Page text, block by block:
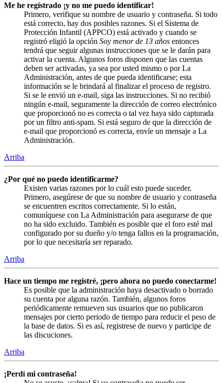
Me he registrado ¡y no me puedo identificar!
Primero, verifique su nombre de usuario y contraseña. Si todo
está correcto, hay dos posibles razones. Si el Sistema de
Protección Infantil (APPCO) está activado y cuando se
registró eligió la opción Soy menor de 13 años entonces
tendrá que seguir algunas instrucciones que se le darán para
activar la cuenta. Algunos foros disponen que las cuentas
deben ser activadas, ya sea por usted mismo o por La
Administración, antes de que pueda identificarse; esta
información se le brindará al finalizar el proceso de registro.
Si se le envió un e-mail, siga las instrucciones. Si no recibió
ningún e-mail, seguramente la dirección de correo electrónico
que proporcionó no es correcta o tal vez haya sido capturada
por un filtro anti-spam. Si está seguro de que la dirección de
e-mail que proporcionó es correcta, envíe un mensaje a La
Administración.
Arriba
¿Por qué no puedo identificarme?
Existen varias razones por lo cuál esto puede suceder.
Primero, asegúrese de que su nombre de usuario y contraseña
se encuentren escritos correctamente. Si lo están,
comuníquese con La Administración para asegurarse de que
no ha sido excluido. También es posible que el foro esté mal
configurado por su dueño y/o tenga fallos en la programación,
por lo que necesitaría ser reparado.
Arriba
Hace un tiempo me registré, ¡pero ahora no puedo conectarme!
Es posible que la administración haya desactivado o borrado
su cuenta por alguna razón. También, algunos foros
periódicamente remueven sus usuarios que no publicaron
mensajes por cierto periodo de tiempo para reducir el peso de
la base de datos. Si es así, registrese de nuevo y participe de
las discuciones.
Arriba
¡Perdí mi contraseña!